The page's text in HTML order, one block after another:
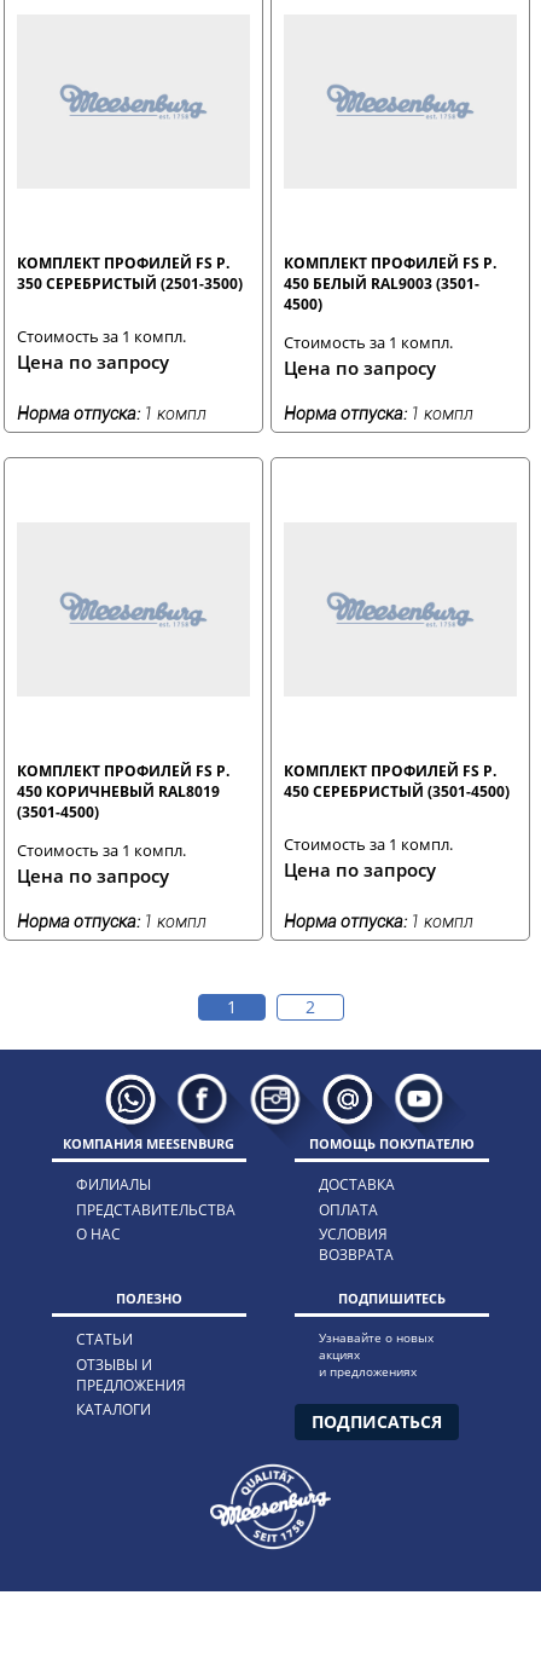
КОМПЛЕКТ ПРОФИЛЕЙ FS Р.
350 СЕРЕБРИСТЫЙ (2501-3500)
Стоимость за 1 компл.
Цена по запросу
Норма отпуска: 1 компл
КОМПЛЕКТ ПРОФИЛЕЙ FS Р.
450 БЕЛЫЙ RAL9003 (3501-
4500)
Стоимость за 1 компл.
Цена по запросу
Норма отпуска: 1 компл
КОМПЛЕКТ ПРОФИЛЕЙ FS Р.
450 КОРИЧНЕВЫЙ RAL8019
(3501-4500)
Стоимость за 1 компл.
Цена по запросу
Норма отпуска: 1 компл
КОМПЛЕКТ ПРОФИЛЕЙ FS Р.
450 СЕРЕБРИСТЫЙ (3501-4500)
Стоимость за 1 компл.
Цена по запросу
Норма отпуска: 1 компл
1 2
КОМПАНИЯ MEESENBURG
ФИЛИАЛЫ
ПРЕДСТАВИТЕЛЬСТВА
О НАС
ПОМОЩЬ ПОКУПАТЕЛЮ
ДОСТАВКА
ОПЛАТА
УСЛОВИЯ
ВОЗВРАТА
ПОЛЕЗНО
СТАТЬИ
ОТЗЫВЫ И
ПРЕДЛОЖЕНИЯ
КАТАЛОГИ
ПОДПИШИТЕСЬ
Узнавайте о новых
акциях
и предложениях
ПОДПИСАТЬСЯ